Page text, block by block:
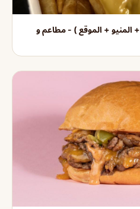
المنيو + الموقع ) - مطاعم و